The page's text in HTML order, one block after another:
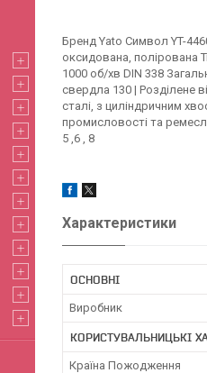
Бренд Yato Символ YT-
оксидована, полірована
1000 об/хв DIN 338
свердла 130 | Розділене
сталі, з циліндричним
промисловості та
5 ,6 , 8
Характеристики
ОСНОВНІ
Виробник
КОРИСТУВАЛЬНИЦЬКІ
Країна Пожодження